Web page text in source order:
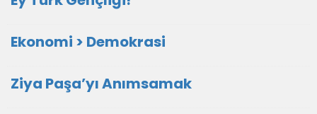
Ekonomi > Demokrasi
Ziya Paşa’yı Anımsamak